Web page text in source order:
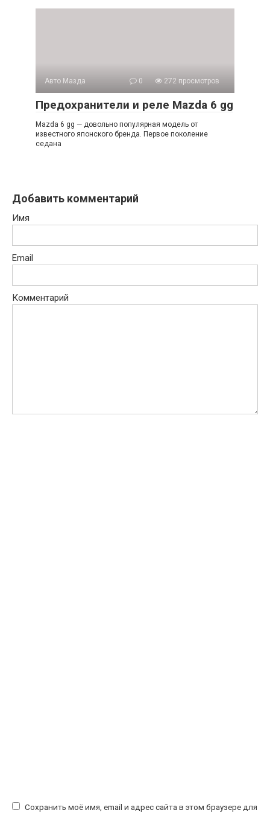
Авто Мазда 0 272 просмотров
Предохранители и реле Mazda 6 gg
Mazda 6 gg — довольно популярная модель от
известного японского бренда. Первое поколение
седана
Добавить комментарий
Имя
Email
Комментарий
Сохранить моё имя, email и адрес сайта в этом браузере для